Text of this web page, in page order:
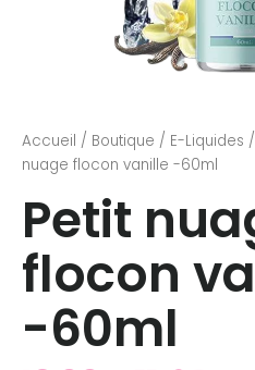
Accueil / Boutique / E-Liquides /
nuage flocon vanille -60ml
Petit
flocon
-60ml